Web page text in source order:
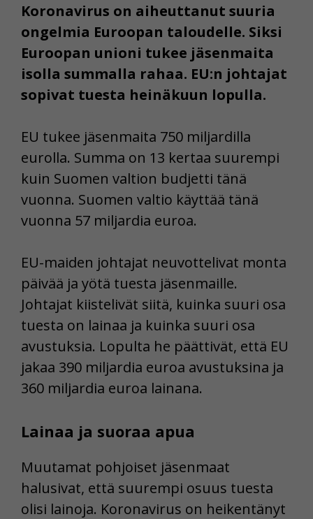
Koronavirus on aiheuttanut suuria
ongelmia Euroopan taloudelle. Siksi
Euroopan unioni tukee jäsenmaita
isolla summalla rahaa. EU:n johtajat
sopivat tuesta heinäkuun lopulla.
EU tukee jäsenmaita 750 miljardilla
eurolla. Summa on 13 kertaa suurempi
kuin Suomen valtion budjetti tänä
vuonna. Suomen valtio käyttää tänä
vuonna 57 miljardia euroa.
EU-maiden johtajat neuvottelivat monta
päivää ja yötä tuesta jäsenmaille.
Johtajat kiistelivät siitä, kuinka suuri osa
tuesta on lainaa ja kuinka suuri osa
avustuksia. Lopulta he päättivät, että EU
jakaa 390 miljardia euroa avustuksina ja
360 miljardia euroa lainana.
Lainaa ja suoraa apua
Muutamat pohjoiset jäsenmaat
halusivat, että suurempi osuus tuesta
olisi lainoja. Koronavirus on heikentänyt